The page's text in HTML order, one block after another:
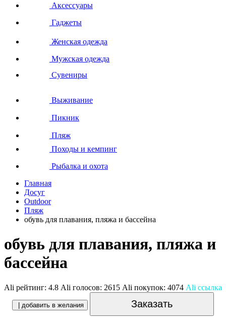
Аксессуары
Гаджеты
Женская одежда
Мужская одежда
Сувениры
Выживание
Пикник
Пляж
Походы и кемпинг
Рыбалка и охота
Главная
Досуг
Outdoor
Пляж
обувь для плавания, пляжа и бассейна
обувь для плавания, пляжа и
бассейна
Ali рейтинг: 4.8 Ali голосов: 2615 Ali покупок: 4074 Ali ссылка
| добавить в желания Заказать